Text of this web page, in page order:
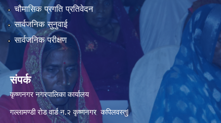
चौमासिक प्रगति प्रतिवेदन
सार्वजनिक सुनुवाई
सार्वजनिक परीक्षण
संपर्क
कृष्णनगर नगरपालिका कार्यालय
गल्लामण्डी रोड वार्ड न.२ कृष्णनगर कपिलवस्तु|